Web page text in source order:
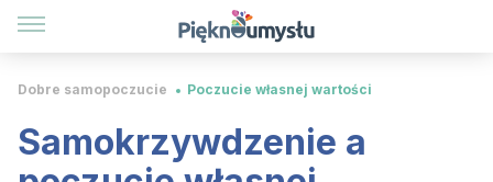
Dobre samopoczucie Poczucie własnej wartości
Samokrzywdzenie a